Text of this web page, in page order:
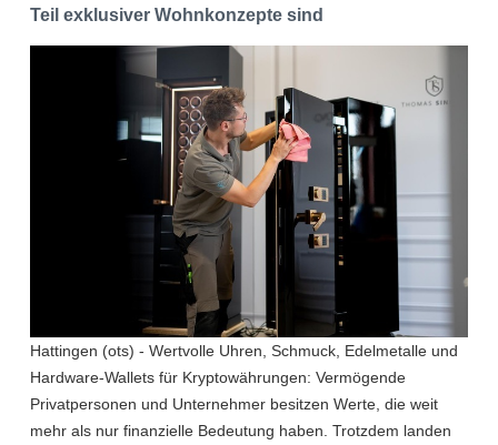
Teil exklusiver Wohnkonzepte sind
Hattingen (ots) - Wertvolle Uhren, Schmuck, Edelmetalle und
Hardware-Wallets für Kryptowährungen: Vermögende
Privatpersonen und Unternehmer besitzen Werte, die weit
mehr als nur finanzielle Bedeutung haben. Trotzdem landen